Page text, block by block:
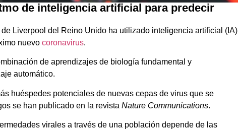
de inteligencia artificial para predecir
Liverpool del Reino Unido ha utilizado inteligencia artificial (IA)
nuevo coronavirus.
de aprendizajes de biología fundamental y
automático.
huéspedes potenciales de nuevas cepas de virus que se
se han publicado en la revista Nature Communications.
virales a través de una población depende de las